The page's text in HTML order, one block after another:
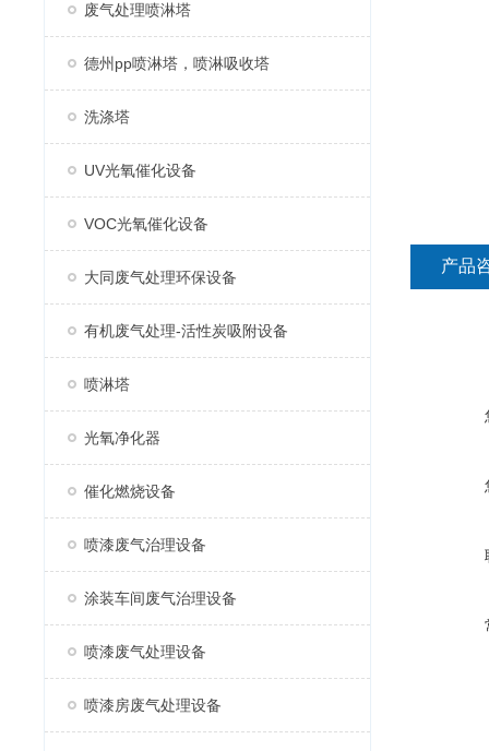
废气处理喷淋塔
德州pp喷淋塔，喷淋吸收塔
洗涤塔
UV光氧催化设备
VOC光氧催化设备
大同废气处理环保设备
有机废气处理-活性炭吸附设备
喷淋塔
光氧净化器
催化燃烧设备
喷漆废气治理设备
涂装车间废气治理设备
喷漆废气处理设备
喷漆房废气处理设备
产品